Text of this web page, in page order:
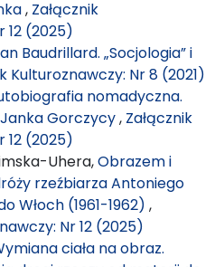
, Załącznik
12 (2025)
Baudrillard. „Socjologia” i
Kulturoznawczy: Nr 8 (2021)
nomadyczna.
Gorczycy, Załącznik
12 (2025)
Uhera,Obrazem i
rzeźbiarza Antoniego
Włoch (1961-1962) ,
Nr 12 (2025)
ciała na obraz.